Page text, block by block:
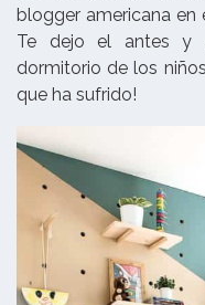
blogger americana en
Te dejo el antes y
dormitorio de los
que ha sufrido!